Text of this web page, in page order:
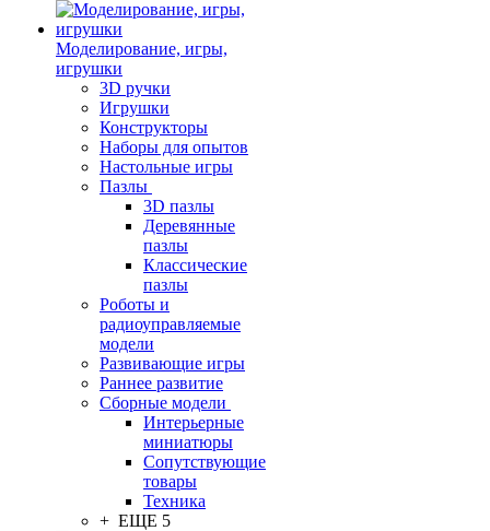
Моделирование, игры,
игрушки
3D ручки
Игрушки
Конструкторы
Наборы для опытов
Настольные игры
Пазлы
3D пазлы
Деревянные
пазлы
Классические
пазлы
Роботы и
радиоуправляемые
модели
Развивающие игры
Раннее развитие
Сборные модели
Интерьерные
миниатюры
Сопутствующие
товары
Техника
+ ЕЩЕ 5